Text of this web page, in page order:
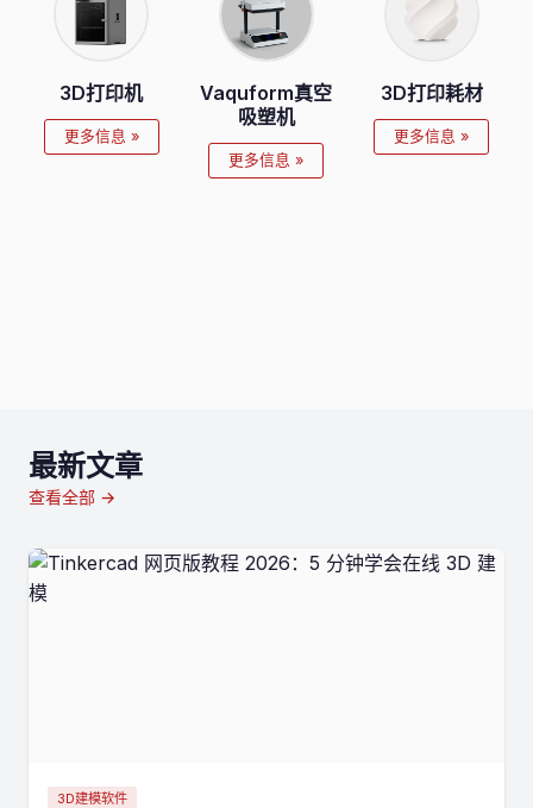
3D打印机
更多信息 »
Vaquform真空
吸塑机
更多信息 »
3D打印耗材
更多信息 »
最新文章
查看全部 →
3D建模软件